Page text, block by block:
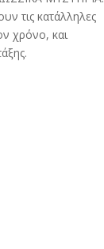
τις κατάλληλες
χρόνο, και